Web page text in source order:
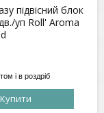
підвісний блок
уп Roll' Aroma
і в роздріб
Купити